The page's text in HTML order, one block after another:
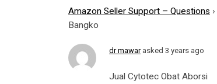
Amazon Seller Support – Questions ›
Bangko
dr mawarasked 3 years ago
Jual Cytotec Obat Aborsi